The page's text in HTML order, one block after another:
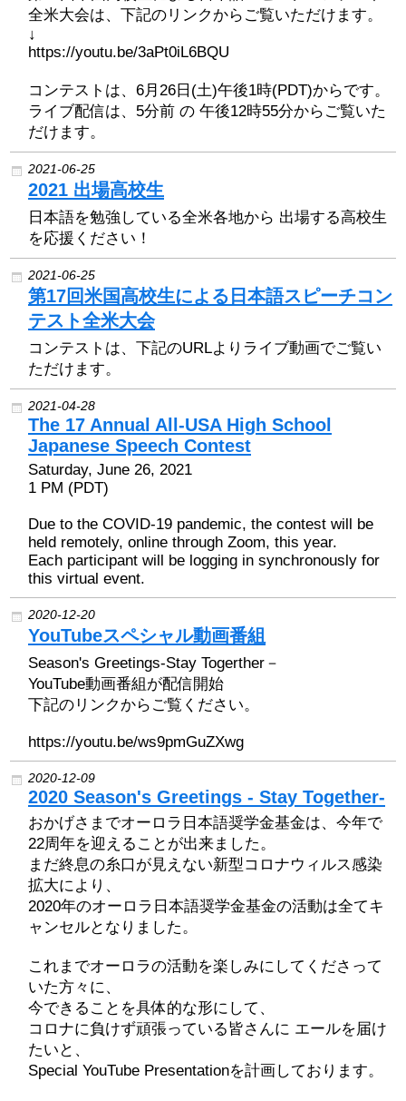
お問い合わせ
全米大会は、下記のリンクからご覧いただけます。
↓
https://youtu.be/3aPt0iL6BQU
コンテストは、6月26日(土)午後1時(PDT)からです。
ライブ配信は、5分前 の 午後12時55分からご覧いた
だけます。
2021-06-25
2021 出場高校生
日本語を勉強している全米各地から 出場する高校生
を応援ください！
2021-06-25
第17回米国高校生による日本語スピーチコン
テスト全米大会
コンテストは、下記のURLよりライブ動画でご覧い
ただけます。
2021-04-28
The 17 Annual All-USA High School
Japanese Speech Contest
Saturday, June 26, 2021
1 PM (PDT)
Due to the COVID-19 pandemic, the contest will be
held remotely, online through Zoom, this year.
Each participant will be logging in synchronously for
this virtual event.
2020-12-20
YouTubeスペシャル動画番組
Season's Greetings-Stay Togerther－
YouTube動画番組が配信開始
下記のリンクからご覧ください。
https://youtu.be/ws9pmGuZXwg
2020-12-09
2020 Season's Greetings - Stay Together-
おかげさまでオーロラ日本語奨学金基金は、今年で
22周年を迎えることが出来ました。
まだ終息の⽷⼝が⾒えない新型コロナウィルス感染
拡大により、
2020年のオーロラ⽇本語奨学⾦基⾦の活動は全てキ
ャンセルとなりました。
これまでオーロラの活動を楽しみにしてくださって
いた⽅々に、
今できることを具体的な形にして、
コロナに負けず頑張っている皆さんに エールを届け
たいと、
Special YouTube Presentationを計画しております。